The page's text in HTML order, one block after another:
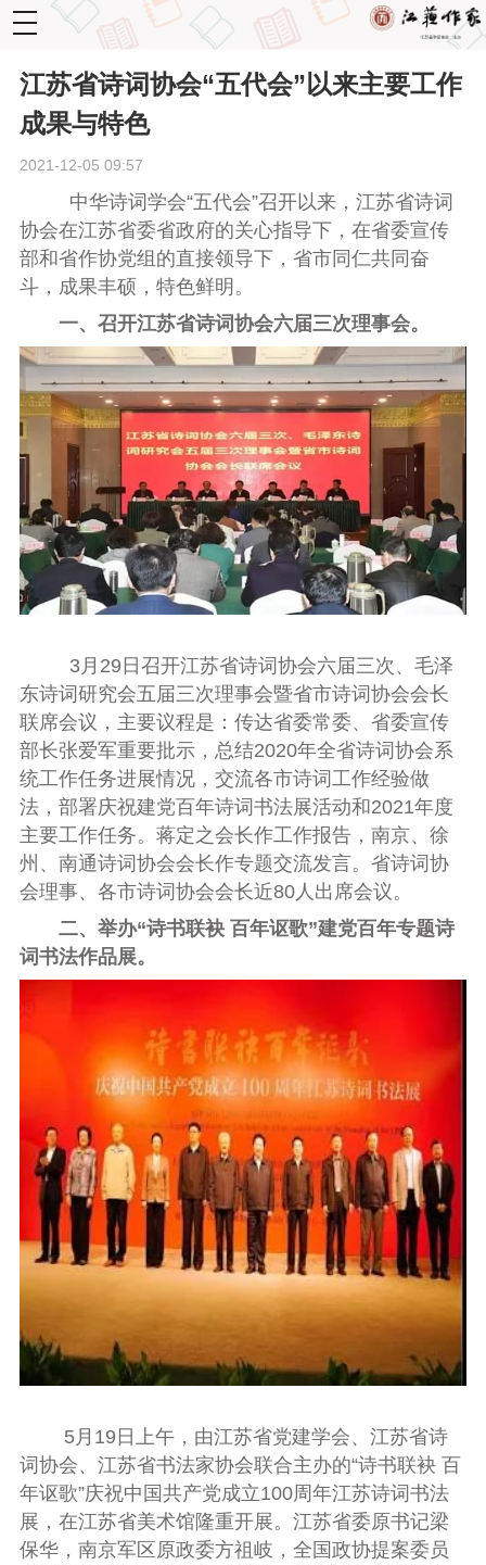
toggle
navigation
江苏省诗词协会“五代会”以来主要工作
成果与特色‍
2021-12-05 09:57
中华诗词学会“五代会”召开以来，江苏省诗词
协会在江苏省委省政府的关心指导下，在省委宣传
部和省作协党组的直接领导下，省市同仁共同奋
斗，成果丰硕，特色鲜明。
一、召开江苏省诗词协会六届三次理事会。
3月 29 日召开江苏省诗词协会六届三次、毛泽
东诗词研究会五届三次理事会暨省市诗词协会会长
联席会议，主要议程是：传达省委常委、省委宣传
部长张爱军重要批示，总结2020年全省诗词协会系
统工作任务进展情况，交流各市诗词工作经验做
法，部署庆祝建党百年诗词书法展活动和 2021年度
主要工作任务。蒋定之会长作工作报告，南京、徐
州、南通诗词协会会长作专题交流发言。省诗词协
会理事、各市诗词协会会长近80人出席会议。
二、举办“诗书联袂 百年讴歌”建党百年专题诗
词书法作品展。
5月 19 日上午，由江苏省党建学会、江苏省诗
词协会、江苏省书法家协会联合主办的“诗书联袂 百
年讴歌”庆祝中国共产党成立100周年江苏诗词书法
展，在江苏省美术馆隆重开展。 江苏省委原书记梁
保华，南京军区原政委方祖岐，全国政协提案委员